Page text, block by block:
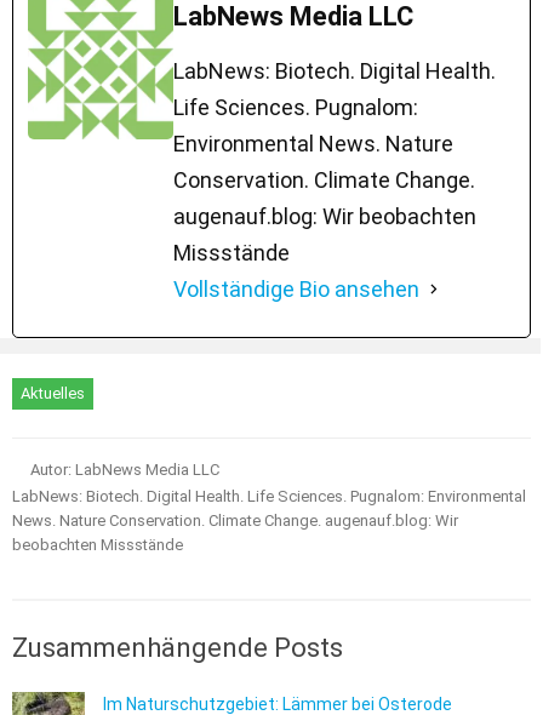
LabNews Media LLC
LabNews: Biotech. Digital Health.
Life Sciences. Pugnalom:
Environmental News. Nature
Conservation. Climate Change.
augenauf.blog: Wir beobachten
Missstände
Vollständige Bio ansehen
Aktuelles
Autor: LabNews Media LLC
LabNews: Biotech. Digital Health. Life Sciences. Pugnalom: Environmental
News. Nature Conservation. Climate Change. augenauf.blog: Wir
beobachten Missstände
Zusammenhängende Posts
Im Naturschutzgebiet: Lämmer bei Osterode